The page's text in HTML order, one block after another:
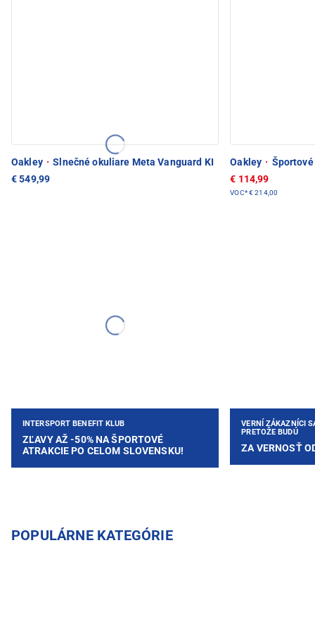
Oakley · Slnečné okuliare Meta Vanguard KI
€ 549,99
Oakley ·
€ 114,99
VOC*€ 214,00
INTERSPORT BENEFIT KLUB
ZĽAVY AŽ -50% NA ŠPORTOVÉ
ATRAKCIE PO CELOM SLOVENSKU!
VERNÍ ZÁKAZNÍCI
PRETOŽE BUDÚ
ZA VERNOSŤ
POPULÁRNE KATEGÓRIE